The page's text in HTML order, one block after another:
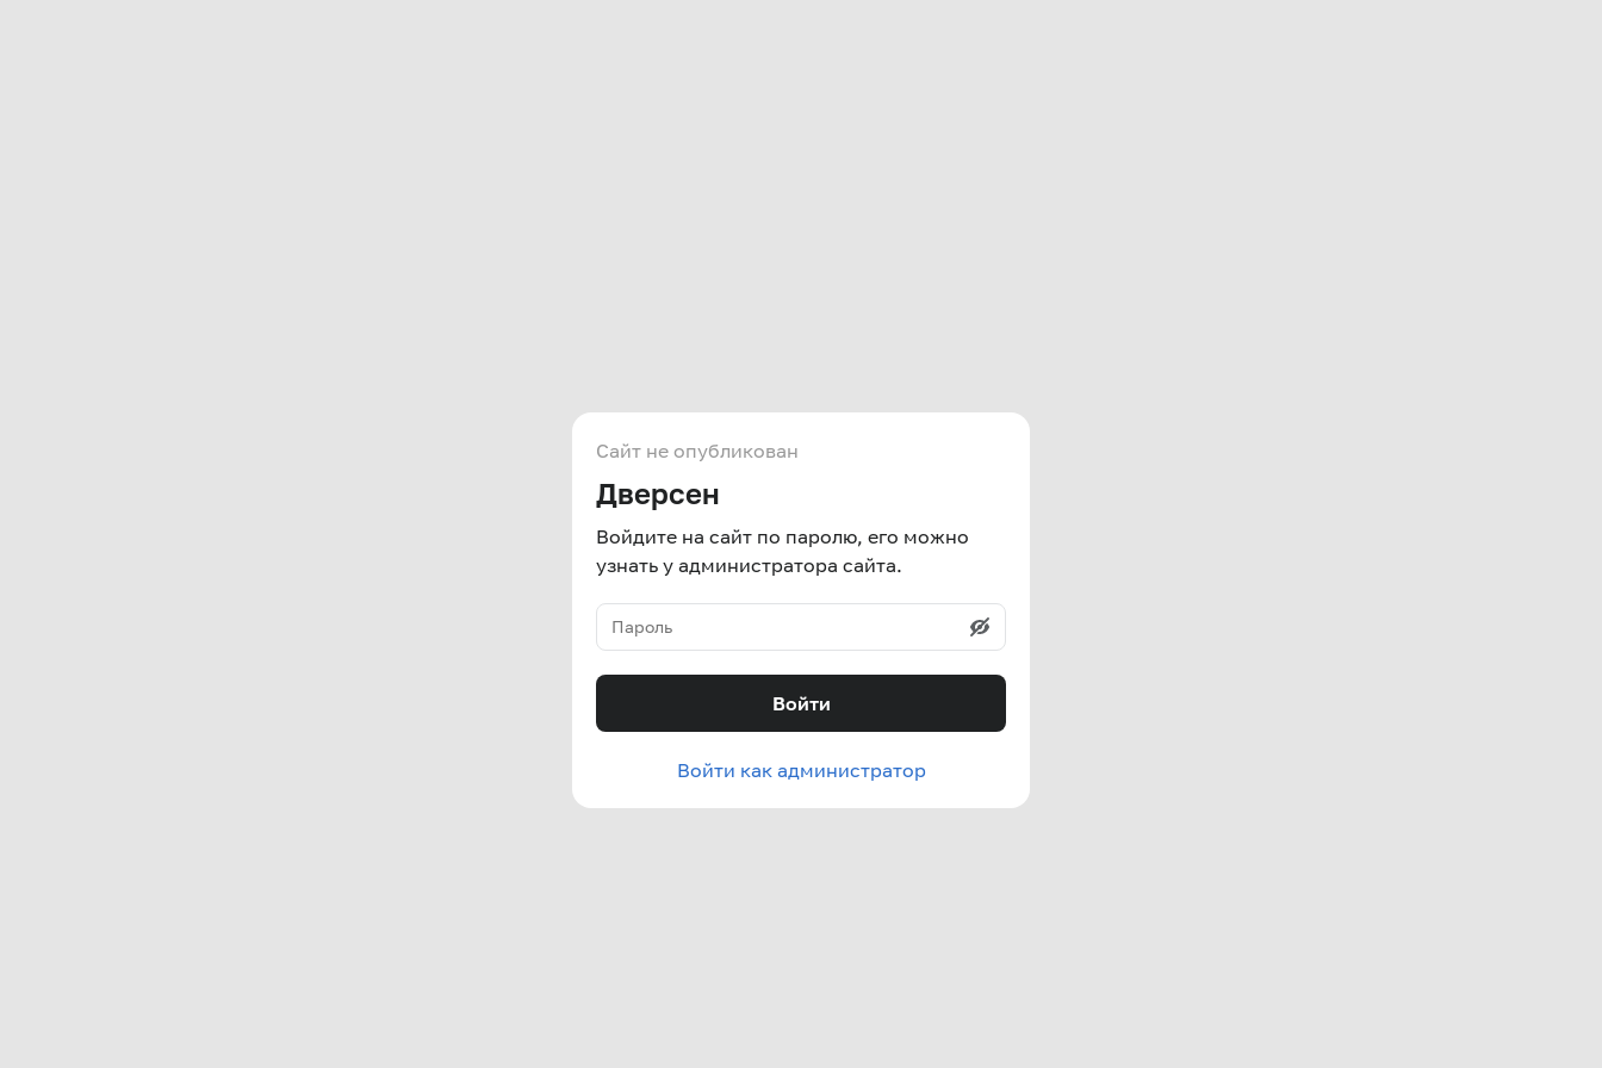
Сайт не опубликован
Дверсен
Войдите на сайт по паролю, его можно
узнать у администратора сайта.
Войти
Войти как администратор